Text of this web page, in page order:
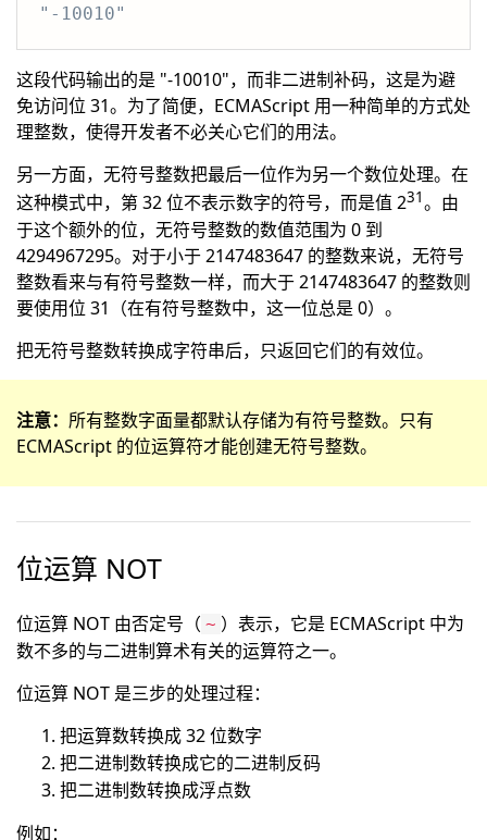
"-10010"
这段代码输出的是 "-10010"，而非二进制补码，这是为避
免访问位 31。为了简便，ECMAScript 用一种简单的方式处
理整数，使得开发者不必关心它们的用法。
另一方面，无符号整数把最后一位作为另一个数位处理。在
这种模式中，第 32 位不表示数字的符号，而是值 231。由
于这个额外的位，无符号整数的数值范围为 0 到
4294967295。对于小于 2147483647 的整数来说，无符号
整数看来与有符号整数一样，而大于 2147483647 的整数则
要使用位 31（在有符号整数中，这一位总是 0）。
把无符号整数转换成字符串后，只返回它们的有效位。
注意： 所有整数字面量都默认存储为有符号整数。只有
ECMAScript 的位运算符才能创建无符号整数。
位运算 NOT
位运算 NOT 由否定号（ ~ ）表示，它是 ECMAScript 中为
数不多的与二进制算术有关的运算符之一。
位运算 NOT 是三步的处理过程：
把运算数转换成 32 位数字
把二进制数转换成它的二进制反码
把二进制数转换成浮点数
例如：